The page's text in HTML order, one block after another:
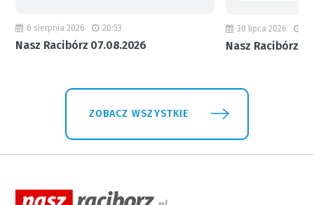
6 sierpnia 2026 20:53
Nasz Racibórz 07.08.2026
30 lipca 2026
Nasz Racibórz
ZOBACZ WSZYSTKIE